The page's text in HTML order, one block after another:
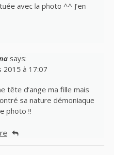
avec la photo ^^ J’en
says:
2015 à 17:07
tête d’ange ma fille mais
sa nature démoniaque
photo !!